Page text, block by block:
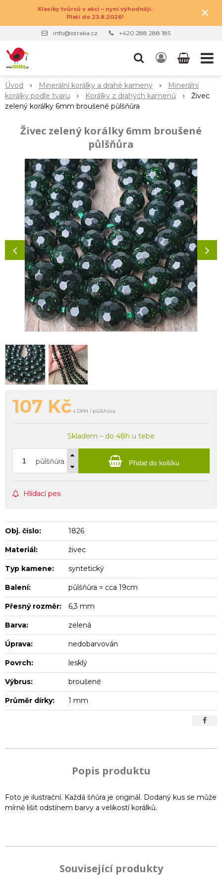
Klasiky tvůrců v akci – nyní výhodněji.
Platí do 23.8.2026!
×
info@istraka.cz +420 288 288 185
Úvod Minerální korálky a drahé kameny
Minerální
korálky podle tvaru
Korálky z drahých kamenů
Živec
zelený korálky 6mm broušené půlšňůra
Živec zelený korálky 6mm broušené
půlšňůra
107 Kč s DPH / půlšňůra
Skladem – do 48h u tebe
půlšňůra Přidat do košíku
Hlídací pes
Obj. číslo: 1826
Materiál: živec
Typ kamene: syntetický
Balení: půlšňůra = cca 19cm
Přesný rozměr: 6,3 mm
Barva: zelená
Úprava: nedobarvován
Povrch: lesklý
Výbrus: broušené
Průměr dírky: 1 mm
Popis produktu
Foto je ilustrační. Každá šňůra je originál. Dodaný kus se může
mírně lišit odstínem barvy a velikostí korálků.
Související produkty